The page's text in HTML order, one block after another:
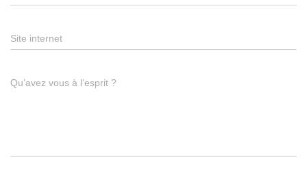
Site internet
Qu’avez vous à l’esprit ?